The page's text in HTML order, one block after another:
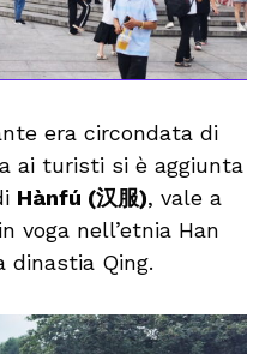
era circondata di
ai turisti si è aggiunta
Hànfú (汉服), vale a
voga nell’etnia Han
dinastia Qing.